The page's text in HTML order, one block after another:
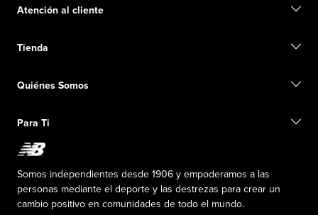
Atención al cliente
Iniciar una devolución
Conviértete en miembro
Tienda
Tarjetas de regalo
Exclusiones de ventas
Reconsidered
Quiénes Somos
Liderazgo responsable
Fundación New Balance
Carreras
La PISTA en New Balance
Sala de prensa
Información sobre el plan médico
Para Ti
Descuentos especiales
Programa de afiliados
Productos falsificados
Declaración de accesibilidad
Somos independientes desde 1906 y empoderamos a las
personas mediante el deporte y las destrezas para crear un
cambio positivo en comunidades de todo el mundo.